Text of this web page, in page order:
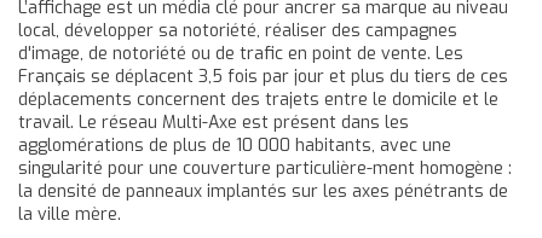
L’affichage est un média clé pour ancrer sa marque au niveau
local, développer sa notoriété, réaliser des campagnes
d'image, de notoriété ou de trafic en point de vente. Les
Français se déplacent 3,5 fois par jour et plus du tiers de ces
déplacements concernent des trajets entre le domicile et le
travail. Le réseau Multi-Axe est présent dans les
agglomérations de plus de 10 000 habitants, avec une
singularité pour une couverture particulière-ment homogène :
la densité de panneaux implantés sur les axes pénétrants de
la ville mère.